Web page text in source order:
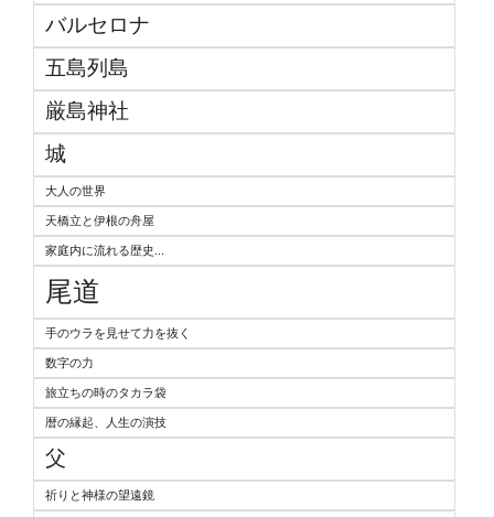
バルセロナ
五島列島
厳島神社
城
大人の世界
天橋立と伊根の舟屋
家庭内に流れる歴史...
尾道
手のウラを見せて力を抜く
数字の力
旅立ちの時のタカラ袋
暦の縁起、人生の演技
父
祈りと神様の望遠鏡